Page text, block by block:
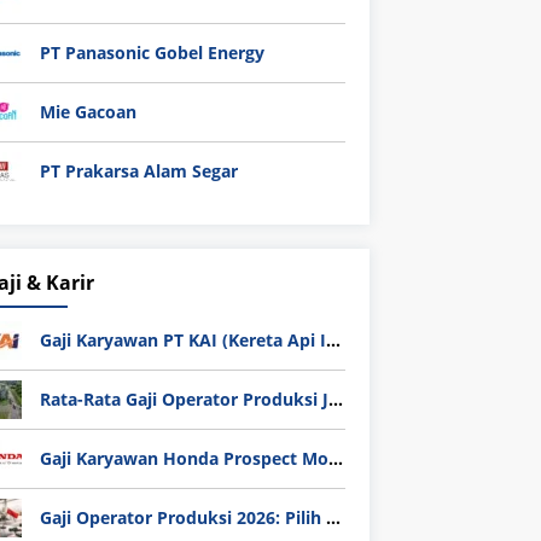
PT Panasonic Gobel Energy
Mie Gacoan
PT Prakarsa Alam Segar
& Karir
Gaji Karyawan PT KAI (Kereta Api Indonesia) Update 2025
Rata-Rata Gaji Operator Produksi Jabodetabek 2025: Bedah Tuntas UMK, Lemburan, dan Realita Hidup Buruh
Gaji Karyawan Honda Prospect Motor Semua Divisi
Gaji Operator Produksi 2026: Pilih PT Astra Honda Motor (AHM) atau Manufaktur di Jepang?